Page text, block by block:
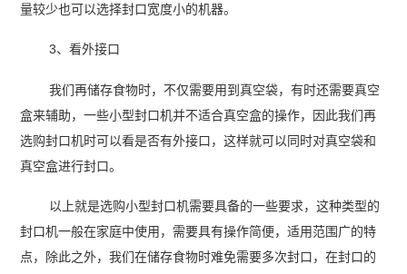
量较少也可以选择封口宽度小的机器。
3、看外接口
我们再储存食物时，不仅需要用到真空袋，有时还需要真空
盒来辅助，一些小型封口机并不适合真空盒的操作，因此我们再
选购封口机时可以看是否有外接口，这样就可以同时对真空袋和
真空盒进行封口。
以上就是选购小型封口机需要具备的一些要求，这种类型的
封口机一般在家庭中使用，需要具有操作简便，适用范围广的特
点，除此之外，我们在储存食物时难免需要多次封口，在封口的